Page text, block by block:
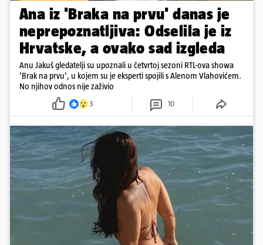
Ana iz 'Braka na prvu' danas je
neprepoznatljiva: Odselila je iz
Hrvatske, a ovako sad izgleda
Anu Jakuš gledatelji su upoznali u četvrtoj sezoni RTL-ova showa
'Brak na prvu', u kojem su je eksperti spojili s Alenom Vlahovićem.
No njihov odnos nije zaživio
3 10